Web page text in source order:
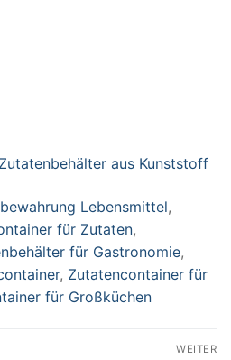
Zutatenbehälter aus Kunststoff
Lebensmittel,
für Zutaten,
für Gastronomie,
, Zutatencontainer für
für Großküchen
WEITER